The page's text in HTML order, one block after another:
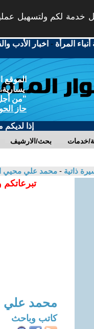
خدمة لكم ولتسهيل
المرأة - اخبار الأدب
الموقع
"من
حاز
إذا
بحث/الارشيف خدمات
ذاتية - محمد علي محيي
محمد علي
كاتب وباحث